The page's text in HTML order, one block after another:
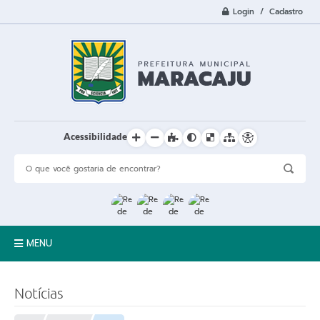
Login / Cadastro
Acessibilidade
MENU
Notícias